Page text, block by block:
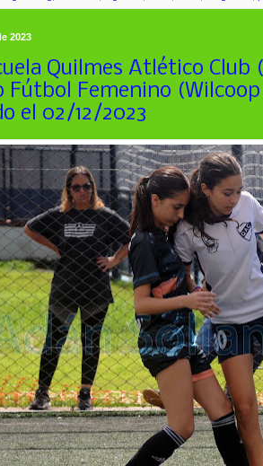
2023
Quilmes Atlético Club
Fútbol Femenino (Wilcoop
el 02/12/2023